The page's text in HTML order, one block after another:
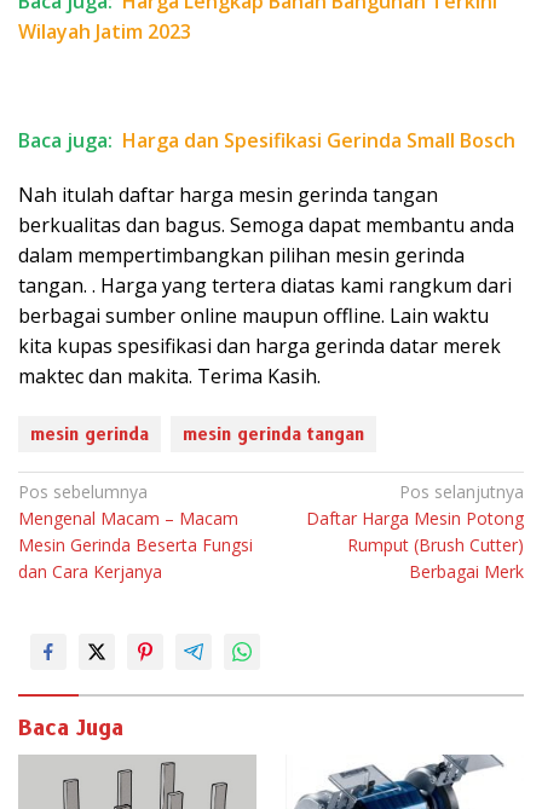
Wilayah Jatim 2023
Baca juga: Harga dan Spesifikasi Gerinda Small Bosch
Nah itulah daftar harga mesin gerinda tangan
berkualitas dan bagus. Semoga dapat membantu anda
dalam mempertimbangkan pilihan mesin gerinda
tangan. . Harga yang tertera diatas kami rangkum dari
berbagai sumber online maupun offline. Lain waktu
kita kupas spesifikasi dan harga gerinda datar merek
maktec dan makita. Terima Kasih.
mesin gerinda mesin gerinda tangan
N
a
v
s
i
p
Pos sebelumnya
Mengenal Macam – Macam
Mesin Gerinda Beserta Fungsi
dan Cara Kerjanya
Pos selanjutnya
Daftar Harga Mesin Potong
Rumput (Brush Cutter)
Berbagai Merk
Baca Juga